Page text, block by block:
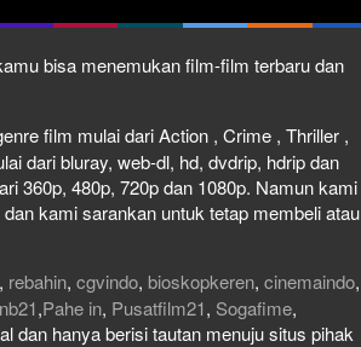
bisa menemukan film-film terbaru dan
film mulai dari Action , Crime , Thriller ,
dari bluray, web-dl, hd, dvdrip, hdrip dan
360p, 480p, 720p dan 1080p. Namun kami
kami sarankan untuk tetap membeli atau
, rebahin, cgvindo, bioskopkeren, cinemaindo,
nb21,Pahe in, Pusatfilm21, Sogafime,
dan hanya berisi tautan menuju situs pihak